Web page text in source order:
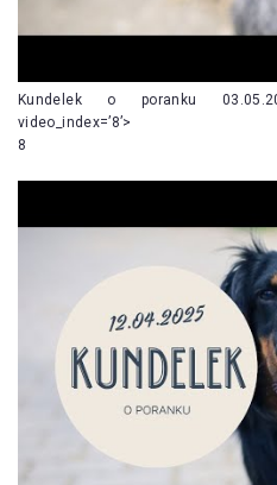
Kundelek o poranku
video_index=’8’>
8